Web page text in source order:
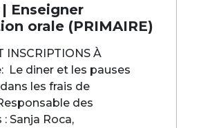
Enseigner
orale (PRIMAIRE)
INSCRIPTIONS À
Le diner et les pauses
les frais de
des
Sanja Roca,